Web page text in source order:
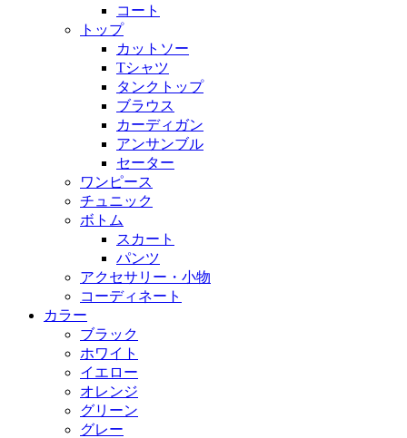
コート
トップ
カットソー
Tシャツ
タンクトップ
ブラウス
カーディガン
アンサンブル
セーター
ワンピース
チュニック
ボトム
スカート
パンツ
アクセサリー・小物
コーディネート
カラー
ブラック
ホワイト
イエロー
オレンジ
グリーン
グレー